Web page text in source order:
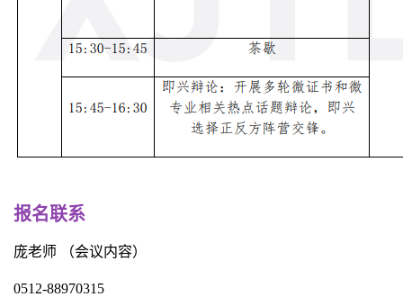
报名联系
庞老师 （会议内容）
0512-88970315